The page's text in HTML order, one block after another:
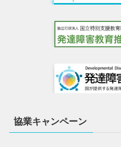
協業キャンペーン